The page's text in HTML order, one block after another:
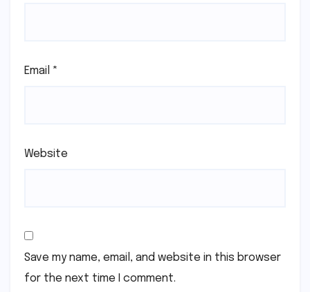
Email *
Website
Save my name, email, and website in this browser
for the next time I comment.